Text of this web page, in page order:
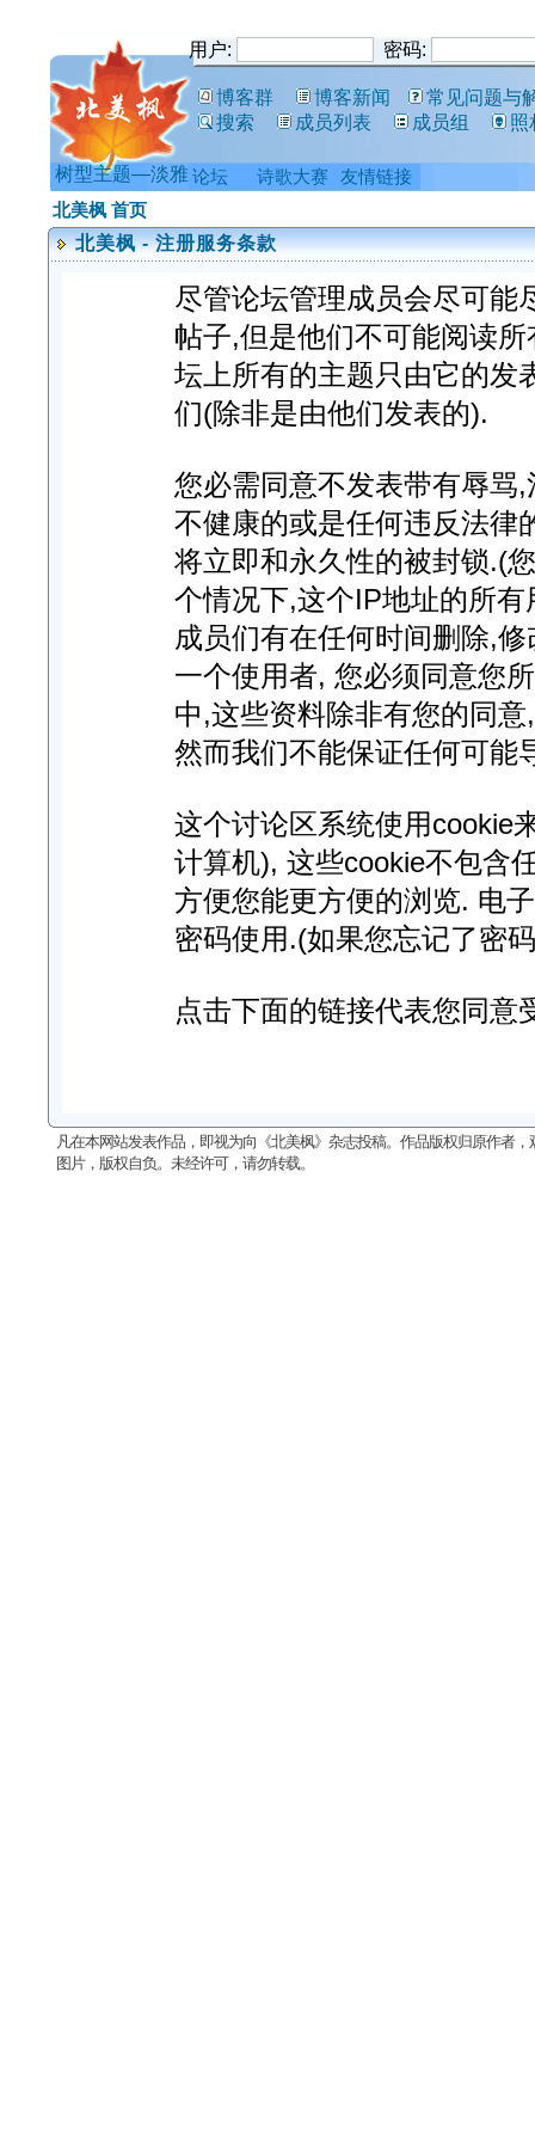
用户: 密码:
博客群 博客新闻
常见问题与
搜索
成员列表 成员组 照
树型主题—淡雅
北美枫 首页
北美枫 - 注册服务条款
尽管论坛管理成员会尽可能
帖子,但是他们不可能阅读
坛上所有的主题只由它的发
们(除非是由他们发表的).
您必需同意不发表带有辱骂
不健康的或是任何违反法律
将立即和永久性的被封锁.(
个情况下,这个IP地址的所
成员们有在任何时间删除,
一个使用者, 您必须同意您
中,这些资料除非有您的同
然而我们不能保证任何可能
这个讨论区系统使用cookie
计算机), 这些cookie不包含
方便您能更方便的浏览. 电
密码使用.(如果您忘记了密
点击下面的链接代表您同意
凡在本网站发表作品，即视为向《北美枫》杂志投稿。作品版权归原作者
图片，版权自负。未经许可，请勿转载。
论坛 诗歌大赛 友情链接